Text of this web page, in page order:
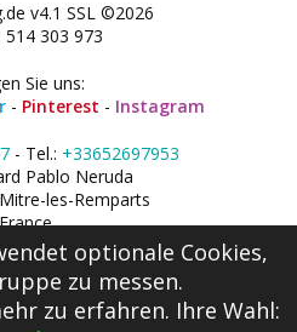
v4.1 SSL ©2026
514 303 973
Sie uns:
- Pinterest - Instagram
- Tel.: +33652697953
Pablo Neruda
les-Remparts
France
optionale Cookies,
zu messen.
zu erfahren. Ihre Wahl: